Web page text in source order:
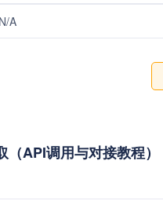
N/A
API调用与对接教程）